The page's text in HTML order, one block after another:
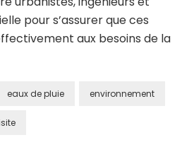
pour s’assurer que ces
aux besoins de la
eaux de pluie environnement